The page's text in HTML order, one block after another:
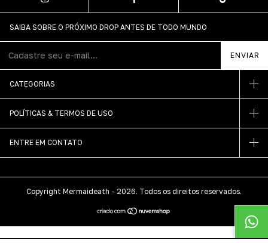
SAIBA SOBRE O PRÓXIMO DROP ANTES DE TODO MUNDO
CATEGORIAS
POLÍTICAS & TERMOS DE USO
ENTRE EM CONTATO
Copyright Mermaideath - 2026. Todos os direitos reservados.